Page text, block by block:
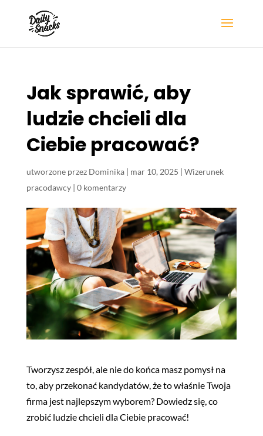
Jak sprawić, aby
ludzie chcieli dla
Ciebie pracować?
utworzone przez Dominika| mar 10, 2025 | Wizerunek
pracodawcy| 0 komentarzy
Tworzysz zespół, ale nie do końca masz pomysł na
to, aby przekonać kandydatów, że to właśnie Twoja
firma jest najlepszym wyborem? Dowiedz się, co
zrobić ludzie chcieli dla Ciebie pracować!